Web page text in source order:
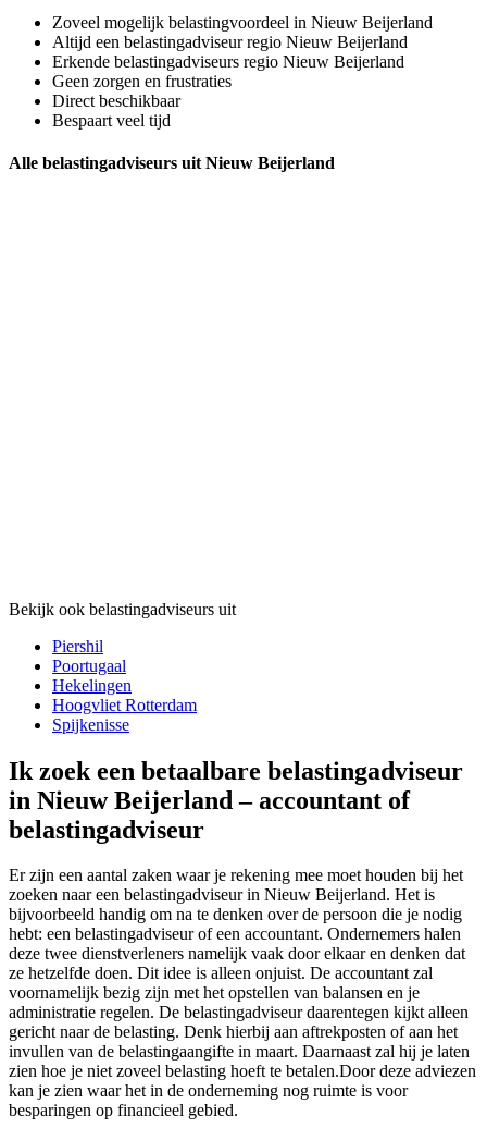
Zoveel mogelijk belastingvoordeel in Nieuw Beijerland
Altijd een belastingadviseur regio Nieuw Beijerland
Erkende belastingadviseurs regio Nieuw Beijerland
Geen zorgen en frustraties
Direct beschikbaar
Bespaart veel tijd
Alle belastingadviseurs uit Nieuw Beijerland
Bekijk ook belastingadviseurs uit
Piershil
Poortugaal
Hekelingen
Hoogvliet Rotterdam
Spijkenisse
Ik zoek een betaalbare belastingadviseur
in Nieuw Beijerland – accountant of
belastingadviseur
Er zijn een aantal zaken waar je rekening mee moet houden bij het
zoeken naar een belastingadviseur in Nieuw Beijerland. Het is
bijvoorbeeld handig om na te denken over de persoon die je nodig
hebt: een belastingadviseur of een accountant. Ondernemers halen
deze twee dienstverleners namelijk vaak door elkaar en denken dat
ze hetzelfde doen. Dit idee is alleen onjuist. De accountant zal
voornamelijk bezig zijn met het opstellen van balansen en je
administratie regelen. De belastingadviseur daarentegen kijkt alleen
gericht naar de belasting. Denk hierbij aan aftrekposten of aan het
invullen van de belastingaangifte in maart. Daarnaast zal hij je laten
zien hoe je niet zoveel belasting hoeft te betalen.Door deze adviezen
kan je zien waar het in de onderneming nog ruimte is voor
besparingen op financieel gebied.